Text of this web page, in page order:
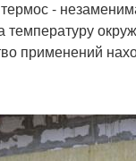
-
применений